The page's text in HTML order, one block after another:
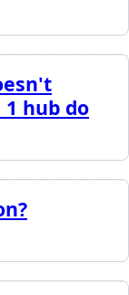
hub do